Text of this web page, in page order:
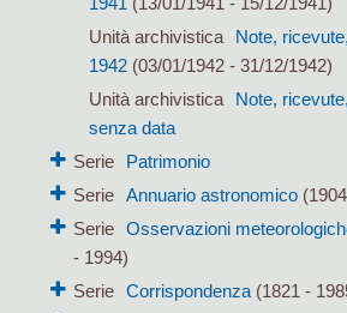
Unità archivistica
Note,
1942 (03/01/1942 - 31/12/1942)
Unità archivistica
Note,
senza data
Serie
Patrimonio
Serie Annuario astronomico
Serie Osservazioni
- 1994)
Serie Corrispondenza(1821 -